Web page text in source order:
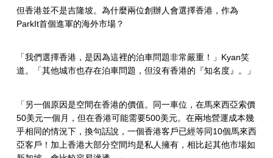
但香港並不是吉隆坡。為什麼兩位創辦人會選擇香港，作為
ParkIt首個進軍的海外市場？
「我們選擇香港，是因為這裡的泊車問題非常嚴重！」Kyan笑
道。「其他城市也存在泊車問題，但沒有香港的『知名度』。」
「另一個原因是空間在香港的價值。同一車位，在馬來西亞索價
50美元一個月，但在香港可能需要500美元。在兩地營運成本幾
乎相同的情況下，換句話說，一個香港客戶已經等同10個馬來西
亞客戶！加上香港大部分空間均是私人擁有，相比起其他市場如